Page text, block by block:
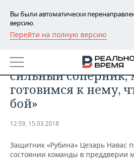
Вы были автоматически
версию.
Перейти на полную версию
РЕГИОНЫ
БАШКОРТОСТАН
ТАТАРСТАН
УДМУРТИЯ
НОВОСТИ
АНАЛИТИКА
НОВОСТИ АНАЛИТИКИ
ДЕКЛАРАЦИИ О ДОХОДАХ
КОРОЛИ ГОСЗАКАЗА ПФО
ЭКОНОМИКА
НОВОСТИ ЭКОНОМИКИ
ФИНАНСЫ
ПРОМЫШЛЕННОСТЬ
НОВОСТИ
ПРОМЫШЛЕННОСТИ
НЕДВИЖИМОСТЬ
Цезарь Навас:
сильный
готовимся к нему,
бой»
12:59, 15.03.2018
Защитник «Рубина» Цезарь Навас
состоянии команды в преддверии